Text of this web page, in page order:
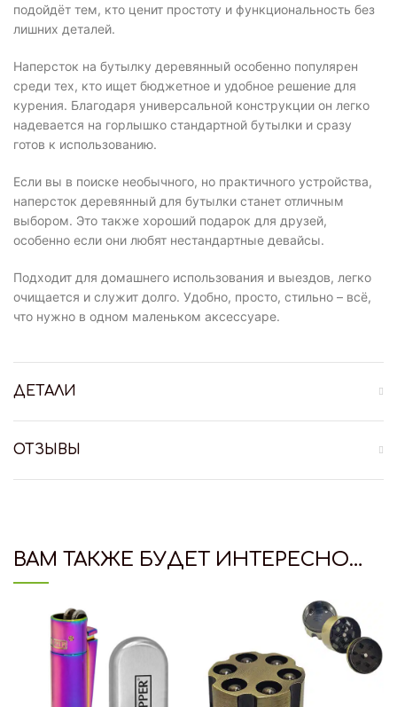
подойдёт тем, кто ценит простоту и функциональность без
лишних деталей.
Наперсток на бутылку деревянный особенно популярен
среди тех, кто ищет бюджетное и удобное решение для
курения. Благодаря универсальной конструкции он легко
надевается на горлышко стандартной бутылки и сразу
готов к использованию.
Если вы в поиске необычного, но практичного устройства,
наперсток деревянный для бутылки станет отличным
выбором. Это также хороший подарок для друзей,
особенно если они любят нестандартные девайсы.
Подходит для домашнего использования и выездов, легко
очищается и служит долго. Удобно, просто, стильно – всё,
что нужно в одном маленьком аксессуаре.
ДЕТАЛИ
ОТЗЫВЫ
ВАМ ТАКЖЕ БУДЕТ ИНТЕРЕСНО…